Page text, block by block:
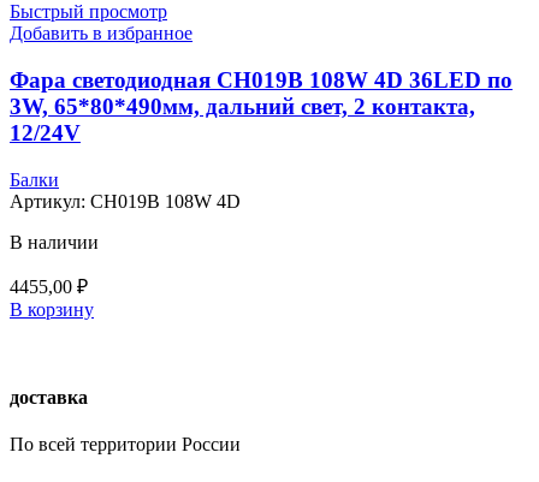
Быстрый просмотр
Добавить в избранное
Фара светодиодная CH019B 108W 4D 36LED по
3W, 65*80*490мм, дальний свет, 2 контакта,
12/24V
Балки
Артикул: CH019B 108W 4D
В наличии
4455,00 ₽
В корзину
доставка
По всей территории России